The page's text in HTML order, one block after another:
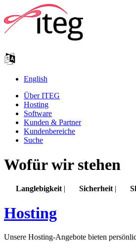
English
Über ITEG
Hosting
Software
Kunden & Partner
Kundenbereiche
Suche
Wofür wir stehen
Langlebigkeit | Sicherheit |
Hosting
Unsere Hosting-Angebote bieten